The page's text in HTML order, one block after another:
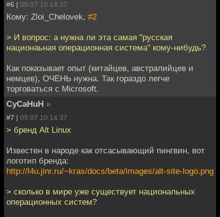
#6 | 09.07.10 14:37
Кому: Zloi_Chelovek, #2
> И вопрос: а нужна ли эта самая "русская
национаьная операционная система" кому-нибудь?
Как показывает опыт (китайцев, австралийцев и
немцев), ОЧЕНЬ нужна. Так гораздо легче
торговаться с Microsoft.
CyCaHuH »
#7 | 09.07.10 14:37
> бренд Alt Linux
Известен в народе как отсасывающий пингвин, вот
логотип бренда:
http://l4u.jinr.ru/~kras/docs/beta/images/alt-site-logo.png
> сколько в мире уже существует национальных
операционных систем?